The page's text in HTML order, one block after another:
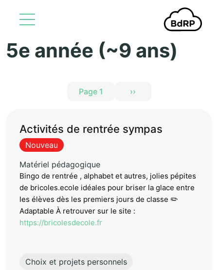
Aller au contenu principal
5e année (~9 ans)
Page 1 ››
Activités de rentrée sympas
Nouveau
Matériel pédagogique
Bingo de rentrée , alphabet et autres, jolies pépites
de bricoles.ecole idéales pour briser la glace entre
les élèves dès les premiers jours de classe ✏️
Adaptable À retrouver sur le site :
https://bricolesdecole.fr
Choix et projets personnels